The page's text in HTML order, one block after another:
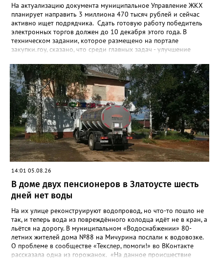
На актуализацию документа муниципальное Управление ЖКХ
планирует направить 3 миллиона 470 тысяч рублей и сейчас
активно ищет подрядчика. Сдать готовую работу победитель
электронных торгов должен до 10 декабря этого года. В
техническом задании, которое размещено на портале
закупки.гоу, сказано, что среди главных задач - улучшение
повышение энергоэффективности систем. Кроме электронных
схем, исполнителю нужно разработать предложения по
строительству и реконструкции водоснабжения и канализации,
оценив размер вложений, а также представить перечень
бесхозных объектов и возможные сценарии развития этой
сферы городского хозяйства. В июне 2025 года
«Златоуст.инфо» сообщал о подобных торгах. Тогда цена
вопроса была почти в три раза выше - 9 миллионов 13 тысяч
486 рублей, а в списке работ была разработка электронной
системы ливнёвок.
14:01 05.08.26
В доме двух пенсионеров в Златоусте шесть
дней нет воды
На их улице реконструируют водопровод, но что-то пошло не
так, и теперь вода из повреждённого колодца идёт не в кран, а
льётся на дорогу. В муниципальном «Водоснабжении» 80-
летних жителей дома №88 на Мичурина послали к водовозке.
О проблеме в сообществе «Текслер, помоги!» во ВКонтакте
рассказала одна из горожанок. «На данное происшествие